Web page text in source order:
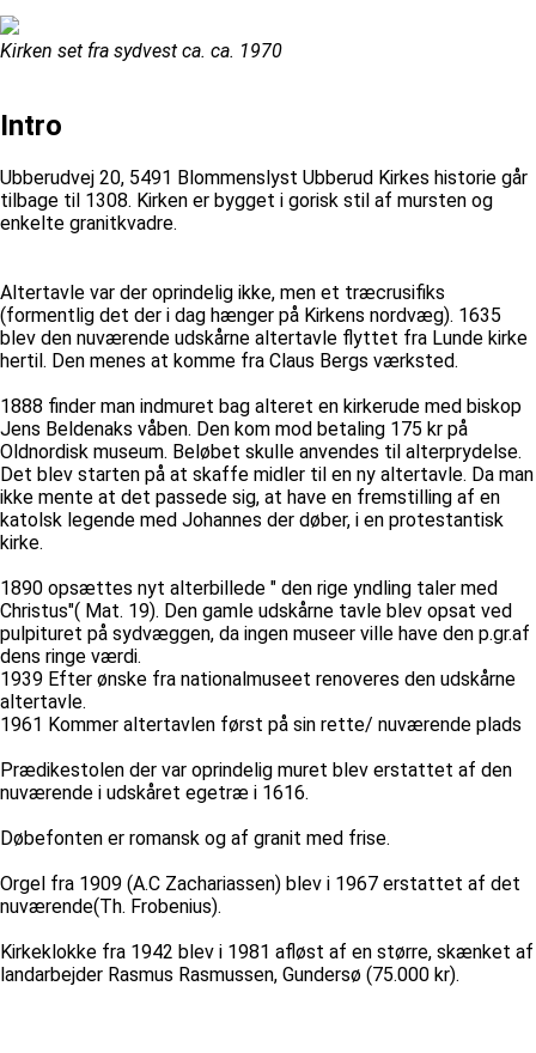
Kirken set fra sydvest ca. ca. 1970
Intro
Ubberudvej 20, 5491 Blommenslyst Ubberud Kirkes historie går
tilbage til 1308. Kirken er bygget i gorisk stil af mursten og
enkelte granitkvadre.
Altertavle var der oprindelig ikke, men et træcrusifiks
(formentlig det der i dag hænger på Kirkens nordvæg). 1635
blev den nuværende udskårne altertavle flyttet fra Lunde kirke
hertil. Den menes at komme fra Claus Bergs værksted.
1888 finder man indmuret bag alteret en kirkerude med biskop
Jens Beldenaks våben. Den kom mod betaling 175 kr på
Oldnordisk museum. Beløbet skulle anvendes til alterprydelse.
Det blev starten på at skaffe midler til en ny altertavle. Da man
ikke mente at det passede sig, at have en fremstilling af en
katolsk legende med Johannes der døber, i en protestantisk
kirke.
1890 opsættes nyt alterbillede " den rige yndling taler med
Christus"( Mat. 19). Den gamle udskårne tavle blev opsat ved
pulpituret på sydvæggen, da ingen museer ville have den p.gr.af
dens ringe værdi.
1939 Efter ønske fra nationalmuseet renoveres den udskårne
altertavle.
1961 Kommer altertavlen først på sin rette/ nuværende plads
Prædikestolen der var oprindelig muret blev erstattet af den
nuværende i udskåret egetræ i 1616.
Døbefonten er romansk og af granit med frise.
Orgel fra 1909 (A.C Zachariassen) blev i 1967 erstattet af det
nuværende(Th. Frobenius).
Kirkeklokke fra 1942 blev i 1981 afløst af en større, skænket af
landarbejder Rasmus Rasmussen, Gundersø (75.000 kr).